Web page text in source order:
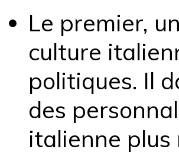
Le premier,
culture
politiques. Il
des
italienne plus